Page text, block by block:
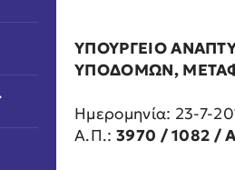
ΥΠΟΥΡΓΕΙΟ
ΥΠΟΔΟΜΩΝ,
Ημερομηνία: 23-7-
Α.Π.: 3970 / 1082 /